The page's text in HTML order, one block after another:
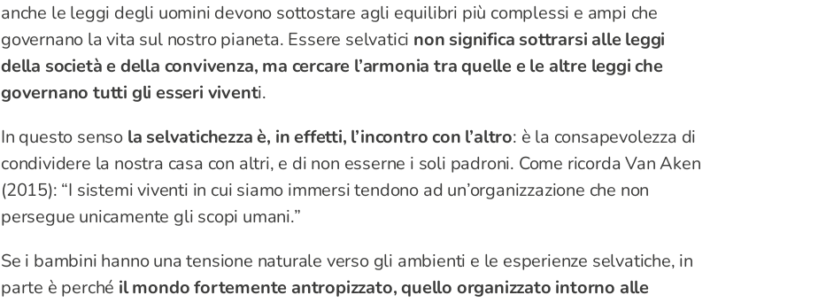
anche le leggi degli uomini devono sottostare agli equilibri più complessi e ampi che
governano la vita sul nostro pianeta. Essere selvatici non significa sottrarsi alle leggi
della società e della convivenza, ma cercare l’armonia tra quelle e le altre leggi che
governano tutti gli esseri viventi.
In questo senso la selvatichezza è, in effetti, l’incontro con l’altro: è la consapevolezza di
condividere la nostra casa con altri, e di non esserne i soli padroni. Come ricorda Van Aken
(2015): “I sistemi viventi in cui siamo immersi tendono ad un’organizzazione che non
persegue unicamente gli scopi umani.”
Se i bambini hanno una tensione naturale verso gli ambienti e le esperienze selvatiche, in
parte è perché il mondo fortemente antropizzato, quello organizzato intorno alle